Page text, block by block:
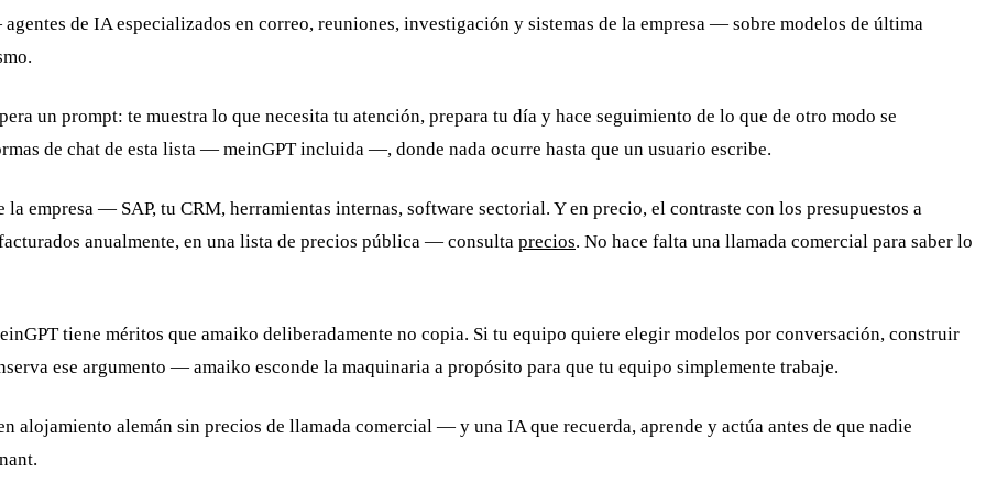
de IA especializados en correo, reuniones, investigación y sistemas de la empresa — sobre modelos de última
un prompt: te muestra lo que necesita tu atención, prepara tu día y hace seguimiento de lo que de otro modo se
de chat de esta lista — meinGPT incluida —, donde nada ocurre hasta que un usuario escribe.
la empresa — SAP, tu CRM, herramientas internas, software sectorial. Y en precio, el contraste con los presupuestos a
anualmente, en una lista de precios pública — consulta precios. No hace falta una llamada comercial para saber lo
tiene méritos que amaiko deliberadamente no copia. Si tu equipo quiere elegir modelos por conversación, construir
ese argumento — amaiko esconde la maquinaria a propósito para que tu equipo simplemente trabaje.
alojamiento alemán sin precios de llamada comercial — y una IA que recuerda, aprende y actúa antes de que nadie